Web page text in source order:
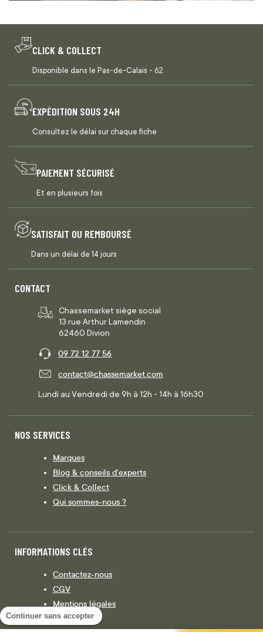
Continuer sans accepter
CLICK & COLLECT
Disponible dans le Pas-de-Calais - 62
EXPÉDITION SOUS 24H
Consultez le délai sur chaque fiche
PAIEMENT SÉCURISÉ
Et en plusieurs fois
SATISFAIT OU REMBOURSÉ
Dans un délai de 14 jours
CONTACT
Chassemarket siège social
13 rue Arthur Lamendin
62460 Divion
09 72 12 77 56
contact@chassemarket.com
Lundi au Vendredi de 9h à 12h - 14h à 16h30
NOS SERVICES
Marques
Blog & conseils d'experts
Click & Collect
Qui sommes-nous ?
INFORMATIONS CLÉS
Contactez-nous
CGV
Mentions légales
Législation